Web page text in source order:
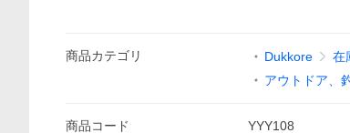
商品カテゴリ Dukkore
在
アウトドア、
商品コード YYY108